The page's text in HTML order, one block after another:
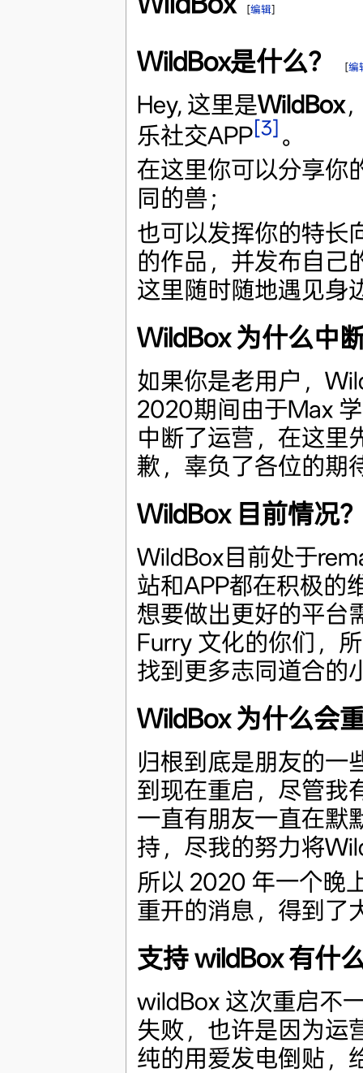
[编辑]
WildBox是什么？ [编
Hey, 这里是WildBox
乐社交APP[3] 。
在这里你可以分享你
同的兽；
也可以发挥你的特长
的作品，并发布自己
这里随时随地遇见身
WildBox 为什么中
如果你是老用户，
2020期间由于Max
中断了运营，在这里
歉，辜负了各位的期
WildBox 目前情况
WildBox目前处于
站和APP都在积极的
想要做出更好的平台
Furry 文化的你们，
找到更多志同道合的
WildBox 为什么会
归根到底是朋友的一
到现在重启，尽管我
一直有朋友一直在默
持，尽我的努力将
所以 2020 年一个晚
重开的消息，得到了
支持 wildBox 有什
wildBox 这次重启不
失败，也许是因为运
纯的用爱发电倒贴，